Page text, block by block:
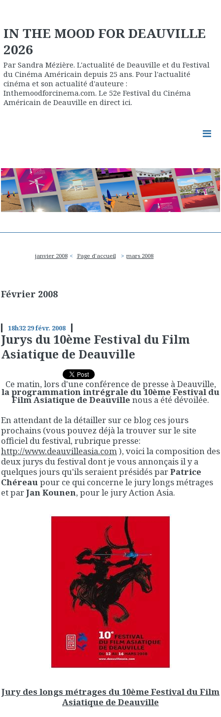
IN THE MOOD FOR DEAUVILLE
2026
Par Sandra Mézière. L'actualité de Deauville et du Festival
du Cinéma Américain depuis 25 ans. Pour l'actualité
cinéma et son actualité d'auteure :
Inthemoodforcinema.com. Le 52e Festival du Cinéma
Américain de Deauville en direct ici.
janvier 2008 Page d'accueil mars 2008
Février 2008
18h32 29févr. 2008
Jurys du 10ème Festival du Film
Asiatique de Deauville
Ce matin, lors d'une conférence de presse à Deauville,
la programmation intrégrale du 10ème Festival du
Film Asiatique de Deauville nous a été dévoilée.
En attendant de la détailler sur ce blog ces jours
prochains (vous pouvez déjà la trouver sur le site
officiel du festival, rubrique presse:
http://www.deauvilleasia.com), voici la composition des
deux jurys du festival dont je vous annonçais il y a
quelques jours qu'ils seraient présidés parPatrice
Chéreaupour ce qui concerne le jury longs métrages
et parJan Kounen, pour le jury Action Asia.
Jury des longs métrages du 10ème Festival du Film
Asiatique de Deauville